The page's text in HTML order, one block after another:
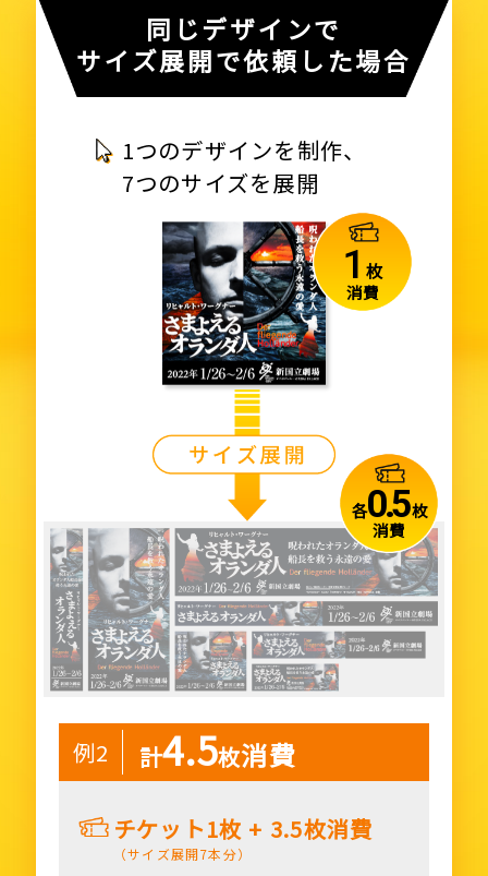
同じデザインで
サイズ展開で依頼した場合
1つのデザインを制作、
7つのサイズを展開
1 枚
消費
各0.5枚
消費
例2 計4.5枚消費
チケット1枚 + 3.5枚消費
（サイズ展開7本分）